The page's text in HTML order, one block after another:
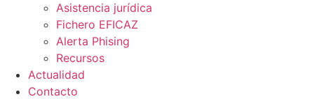
Asistencia jurídica
Fichero EFICAZ
Alerta Phising
Recursos
Actualidad
Contacto